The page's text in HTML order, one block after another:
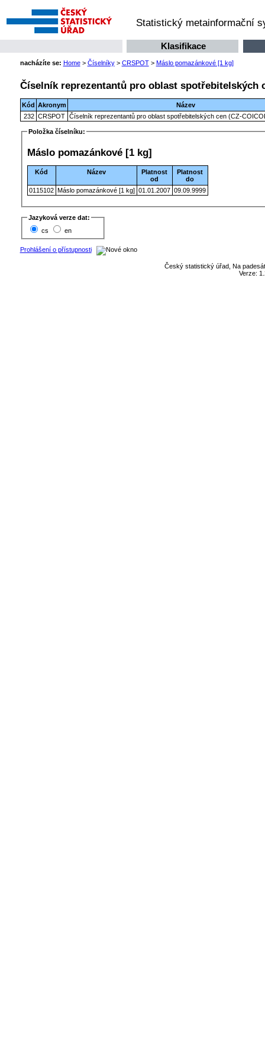
Statistický metainformační
Klasifikace
nacházíte se: Home> Číselníky> CRSPOT> Máslo pomazánkové [1 kg]
Číselník reprezentantů pro oblast spotřebitelských
Kód Akronym
Název
232 CRSPOT Číselník reprezentantů pro oblast spotřebitelských cen (CZ-
Položka číselníku:
Máslo pomazánkové [1 kg]
Kód Název
Platnost
od
Platnost
do
0115102 Máslo pomazánkové [1 kg] 01.01.2007 09.09.9999
Jazyková verze dat:
cs
en
Prohlášení o přístupnosti
Český statistický úřad, Na
Verze: